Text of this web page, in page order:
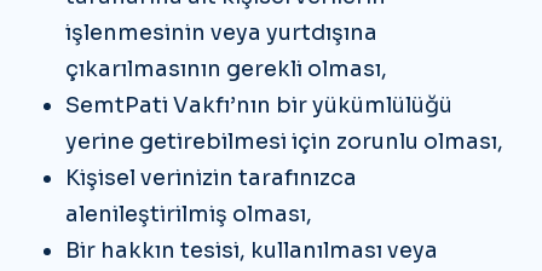
işlenmesinin veya yurtdışına
çıkarılmasının gerekli olması,
SemtPati Vakfı’nın bir yükümlülüğü
yerine getirebilmesi için zorunlu olması,
Kişisel verinizin tarafınızca
alenileştirilmiş olması,
Bir hakkın tesisi, kullanılması veya